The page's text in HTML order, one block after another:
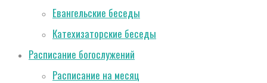
Евангельские беседы
Катехизаторские беседы
Расписание богослужений
Расписание на месяц